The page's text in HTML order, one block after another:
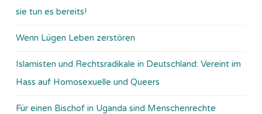
sie tun es bereits!
Wenn Lügen Leben zerstören
Islamisten und Rechtsradikale in Deutschland: Vereint im
Hass auf Homosexuelle und Queers
Für einen Bischof in Uganda sind Menschenrechte